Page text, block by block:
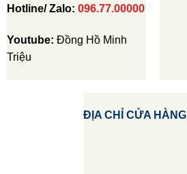
Hotline/ Zalo: 096.77.00000
Youtube: Đồng Hồ Minh
Triệu
ĐỊA CHỈ CỬA HÀNG